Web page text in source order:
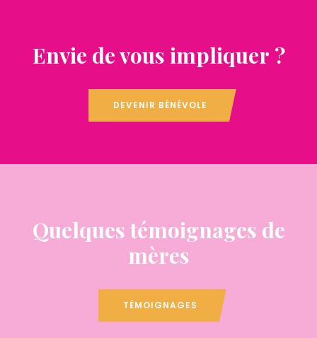
Envie de vous impliquer ?
DEVENIR BÉNÉVOLE
Quelques témoignages de
mères
TÉMOIGNAGES